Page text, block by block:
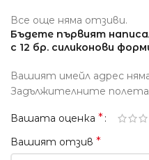
Все още няма отзиви.
Бъдете първият
с 12 бр. силиконови
Вашият имейл адрес
Задължителните полета
Вашата оценка *
Вашият отзив *